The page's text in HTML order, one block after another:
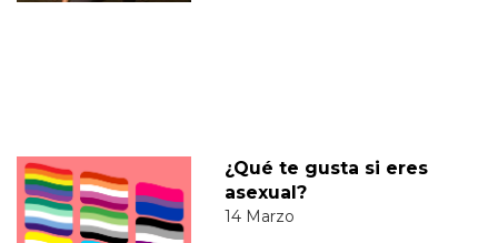
¿Qué te gusta si eres
asexual?
14 Marzo